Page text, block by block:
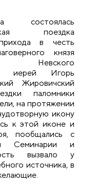
состоялась
поездка
в честь
князя
Невского
иерей Игорь
Жировичский
паломники
на протяжении
икону
к этой иконе и
пообщались с
Семинарии и
вызвало у
источника, в